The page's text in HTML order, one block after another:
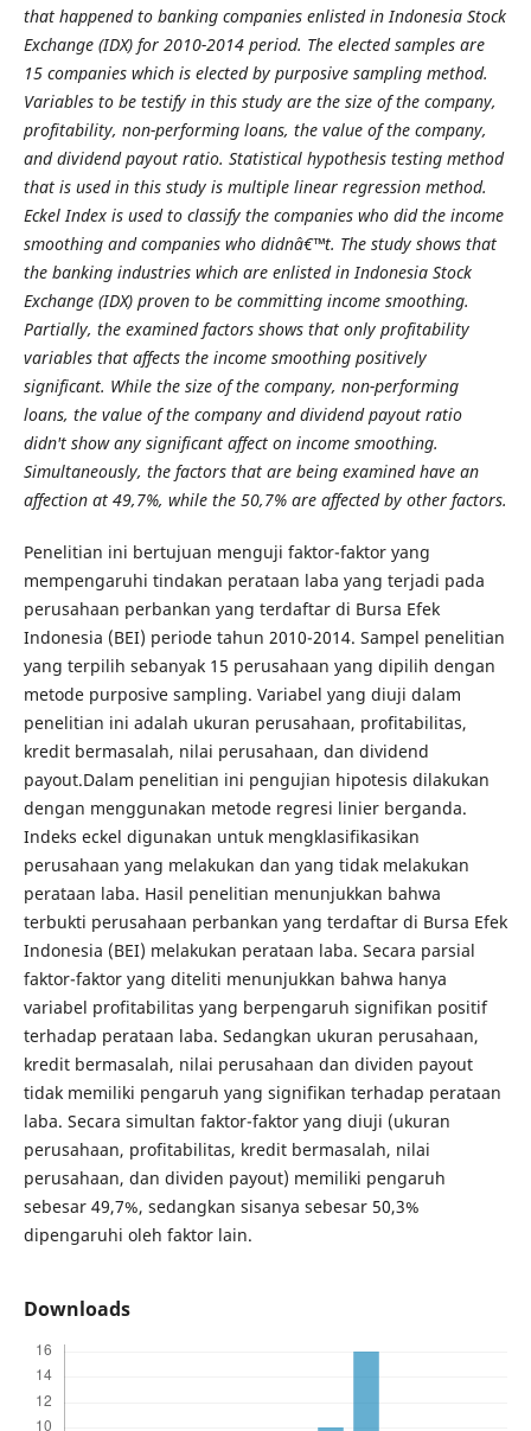
that happened to banking companies enlisted in Indonesia Stock
Exchange (IDX) for 2010-2014 period. The elected samples are
15 companies which is elected by purposive sampling method.
Variables to be testify in this study are the size of the company,
profitability, non-performing loans, the value of the company,
and dividend payout ratio. Statistical hypothesis testing method
that is used in this study is multiple linear regression method.
Eckel Index is used to classify the companies who did the income
smoothing and companies who didnâ€™t. The study shows that
the banking industries which are enlisted in Indonesia Stock
Exchange (IDX) proven to be committing income smoothing.
Partially, the examined factors shows that only profitability
variables that affects the income smoothing positively
significant. While the size of the company, non-performing
loans, the value of the company and dividend payout ratio
didn't show any significant affect on income smoothing.
Simultaneously, the factors that are being examined have an
affection at 49,7%, while the 50,7% are affected by other factors.
Penelitian ini bertujuan menguji faktor-faktor yang
mempengaruhi tindakan perataan laba yang terjadi pada
perusahaan perbankan yang terdaftar di Bursa Efek
Indonesia (BEI) periode tahun 2010-2014. Sampel penelitian
yang terpilih sebanyak 15 perusahaan yang dipilih dengan
metode purposive sampling. Variabel yang diuji dalam
penelitian ini adalah ukuran perusahaan, profitabilitas,
kredit bermasalah, nilai perusahaan, dan dividend
payout.Dalam penelitian ini pengujian hipotesis dilakukan
dengan menggunakan metode regresi linier berganda.
Indeks eckel digunakan untuk mengklasifikasikan
perusahaan yang melakukan dan yang tidak melakukan
perataan laba. Hasil penelitian menunjukkan bahwa
terbukti perusahaan perbankan yang terdaftar di Bursa Efek
Indonesia (BEI) melakukan perataan laba. Secara parsial
faktor-faktor yang diteliti menunjukkan bahwa hanya
variabel profitabilitas yang berpengaruh signifikan positif
terhadap perataan laba. Sedangkan ukuran perusahaan,
kredit bermasalah, nilai perusahaan dan dividen payout
tidak memiliki pengaruh yang signifikan terhadap perataan
laba. Secara simultan faktor-faktor yang diuji (ukuran
perusahaan, profitabilitas, kredit bermasalah, nilai
perusahaan, dan dividen payout) memiliki pengaruh
sebesar 49,7%, sedangkan sisanya sebesar 50,3%
dipengaruhi oleh faktor lain.
Downloads